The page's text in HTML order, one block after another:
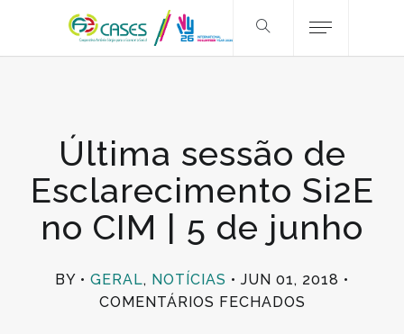
Última sessão de
Esclarecimento Si2E
no CIM | 5 de junho
BY GERAL, NOTÍCIAS
JUN 01, 2018
COMENTÁRIOS FECHADOS